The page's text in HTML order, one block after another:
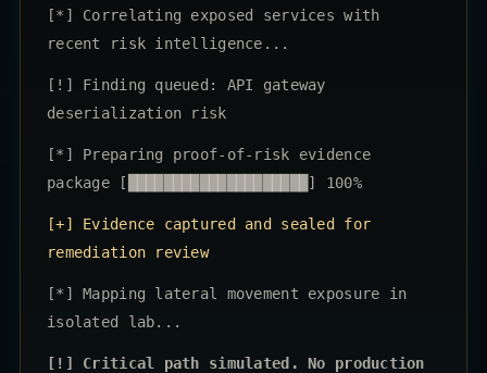
[*] Correlating exposed services with
recent risk intelligence...
[!] Finding queued: API gateway
deserialization risk
[*] Preparing proof-of-risk evidence
package
[████████████████████] 100%
[+] Evidence captured and sealed for
remediation review
[*] Mapping lateral movement exposure in
isolated lab...
[!] Critical path simulated. No production